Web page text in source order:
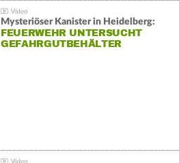
Mysteriöser Kanister in Heidelberg:
FEUERWEHR UNTERSUCHT
GEFAHRGUTBEHÄLTER